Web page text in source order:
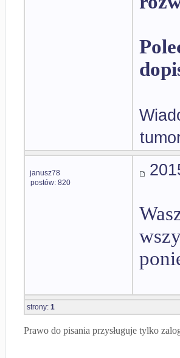
janusz78
postów: 820
strony: 1
Prawo do pisania przysługuje tylko